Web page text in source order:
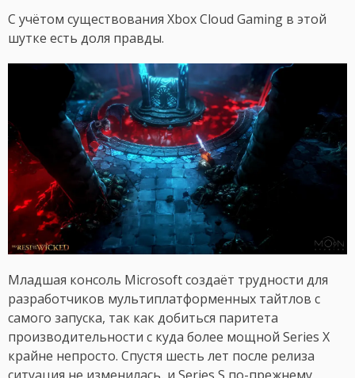
С учётом существования Xbox Cloud Gaming в этой
шутке есть доля правды.
Младшая консоль Microsoft создаёт трудности для
разработчиков мультиплатформенных тайтлов с
самого запуска, так как добиться паритета
производительности с куда более мощной Series X
крайне непросто. Спустя шесть лет после релиза